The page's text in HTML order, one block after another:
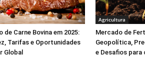
de Carne Bovina em 2025:
Tarifas e Oportunidades
Global
Agricultura
Mercado de
Geopolítica,
e Desafios